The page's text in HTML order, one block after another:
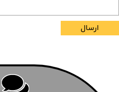
ارسال